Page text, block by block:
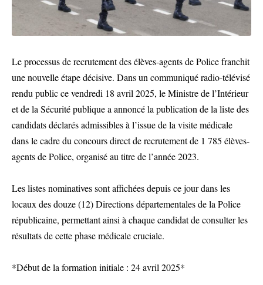
Le processus de recrutement des élèves-agents de Police franchit
une nouvelle étape décisive. Dans un communiqué radio-télévisé
rendu public ce vendredi 18 avril 2025, le Ministre de l’Intérieur
et de la Sécurité publique a annoncé la publication de la liste des
candidats déclarés admissibles à l’issue de la visite médicale
dans le cadre du concours direct de recrutement de 1 785 élèves-
agents de Police, organisé au titre de l’année 2023.
Les listes nominatives sont affichées depuis ce jour dans les
locaux des douze (12) Directions départementales de la Police
républicaine, permettant ainsi à chaque candidat de consulter les
résultats de cette phase médicale cruciale.
*Début de la formation initiale : 24 avril 2025*